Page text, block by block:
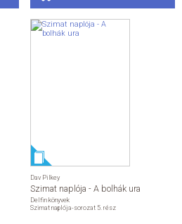
Dav Pilkey
Szimat naplója - A bolhák ura
Delfin könyvek
Szimat naplója-sorozat 5. rész